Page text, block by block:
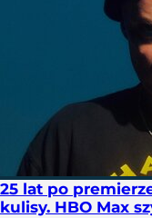
25 lat po
kulisy. HBO Max